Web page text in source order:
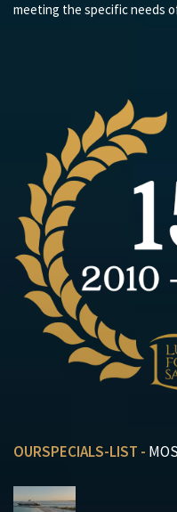
meeting the specific needs
OURSPECIALS-LIST -